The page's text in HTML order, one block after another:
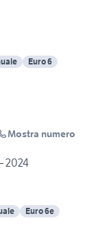
Euro 6
Mostra numero
2024
Euro 6e